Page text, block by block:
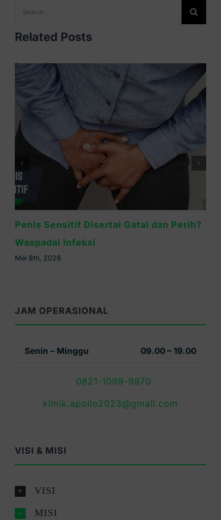
for:
Related Posts
Cara Mengatasi Kelamin Pria Gatal:
Kenali Penyebab & Solusinya
Mei 6th, 2026
JAM OPERASIONAL
Senin – Minggu 09.00 – 19.00
0821-1099-9870
klinik.apollo2023@gmail.com
VISI & MISI
VISI
MISI